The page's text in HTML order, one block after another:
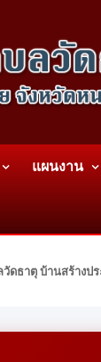
แผนงาน
วัดธาตุ บ้านสร้างป